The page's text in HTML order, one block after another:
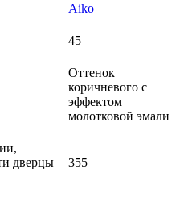
Aiko
45
Оттенок
коричневого с
эффектом
молотковой эмали
дверцы
355